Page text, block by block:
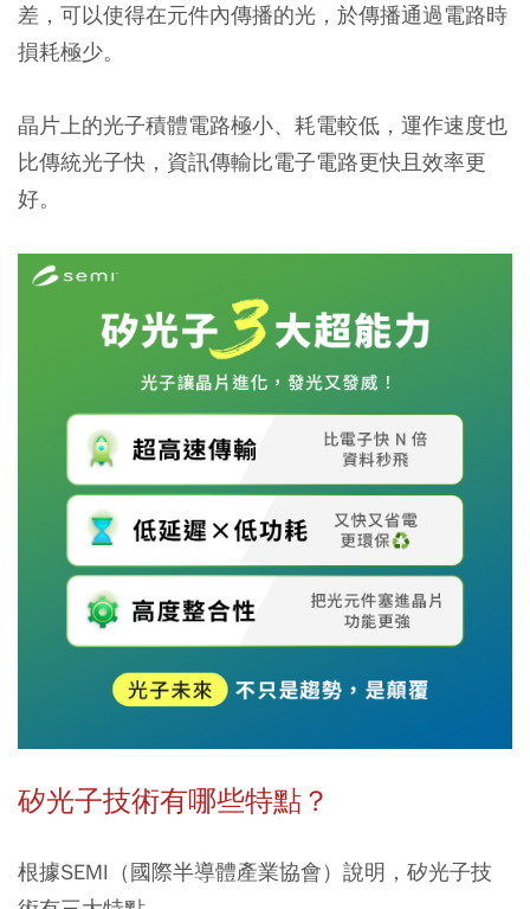
差，可以使得在元件內傳播的光，於傳播通過電路時
損耗極少。
晶片上的光子積體電路極小、耗電較低，運作速度也
比傳統光子快，資訊傳輸比電子電路更快且效率更
好。
矽光子技術有哪些特點？
根據SEMI（國際半導體產業協會）說明，矽光子技